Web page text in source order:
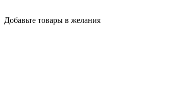
Добавьте товары в желания